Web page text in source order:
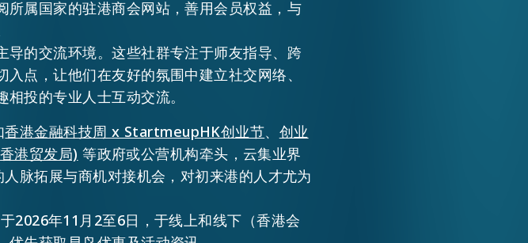
属国家的驻港商会网站，善用会员权益，与
导的交流环境。这些社群专注于师友指导、跨
点，让他们在友好的氛围中建立社交网络、
投的专业人士互动交流。
香港金融科技周 x StartmeupHK创业节、 创业
港贸发局) 等政府或公营机构牵头，云集业界
脉拓展与商机对接机会，对初来港的人才尤为
2026年11月2至6日，于线上和线下（香港会